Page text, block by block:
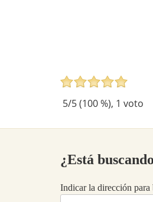
5/5 (100%), 1 voto
¿Está
Indicar la dirección para